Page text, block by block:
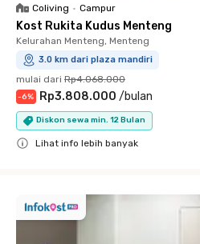
Coliving • Campur
Kost Rukita Kudus Menteng
Kelurahan Menteng, Menteng
3.0 km dari plaza mandiri
mulai dari Rp4.068.000
-6% Rp3.808.000 /bulan
Diskon sewa min. 12 Bulan
Lihat info lebih banyak